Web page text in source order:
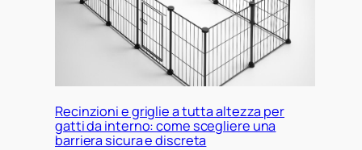
Recinzioni e griglie a tutta altezza per
gatti da interno: come scegliere una
barriera sicura e discreta